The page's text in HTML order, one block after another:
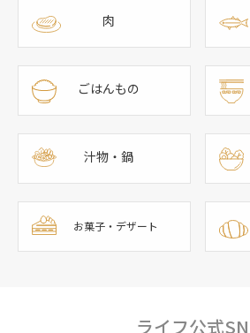
肉
ごはんもの
汁物・鍋
お菓子・デザート
ライフ公式